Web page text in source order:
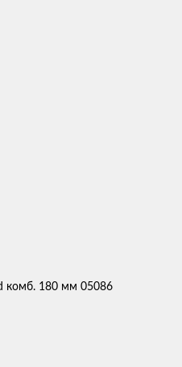
комб. 180 мм 05086